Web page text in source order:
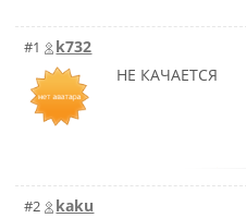
#1
k732
НЕ КАЧАЕТСЯ
#2
kaku